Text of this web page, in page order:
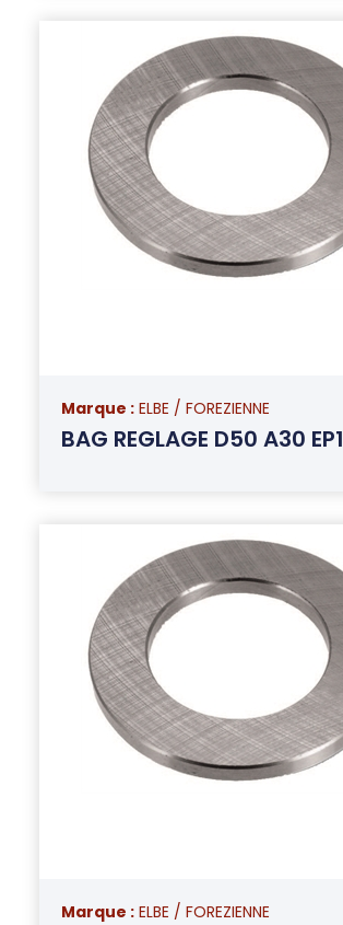
Marque : ELBE / FOREZIENNE
BAG REGLAGE D50 A30 EP1
Marque : ELBE / FOREZIENNE